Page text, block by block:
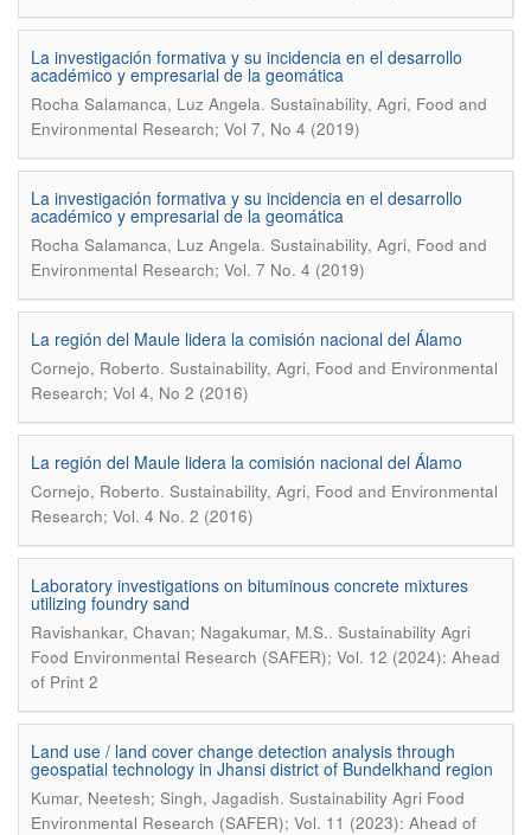
La investigación formativa y su incidencia en el desarrollo
académico y empresarial de la geomática
Rocha Salamanca, Luz Angela. Sustainability, Agri, Food and
Environmental Research; Vol 7, No 4 (2019)
La investigación formativa y su incidencia en el desarrollo
académico y empresarial de la geomática
Rocha Salamanca, Luz Angela. Sustainability, Agri, Food and
Environmental Research; Vol. 7 No. 4 (2019)
La región del Maule lidera la comisión nacional del Álamo
Cornejo, Roberto. Sustainability, Agri, Food and Environmental
Research; Vol 4, No 2 (2016)
La región del Maule lidera la comisión nacional del Álamo
Cornejo, Roberto. Sustainability, Agri, Food and Environmental
Research; Vol. 4 No. 2 (2016)
Laboratory investigations on bituminous concrete mixtures
utilizing foundry sand
Ravishankar, Chavan; Nagakumar, M.S.. Sustainability Agri
Food Environmental Research (SAFER); Vol. 12 (2024): Ahead
of Print 2
Land use / land cover change detection analysis through
geospatial technology in Jhansi district of Bundelkhand region
Kumar, Neetesh; Singh, Jagadish. Sustainability Agri Food
Environmental Research (SAFER); Vol. 11 (2023): Ahead of